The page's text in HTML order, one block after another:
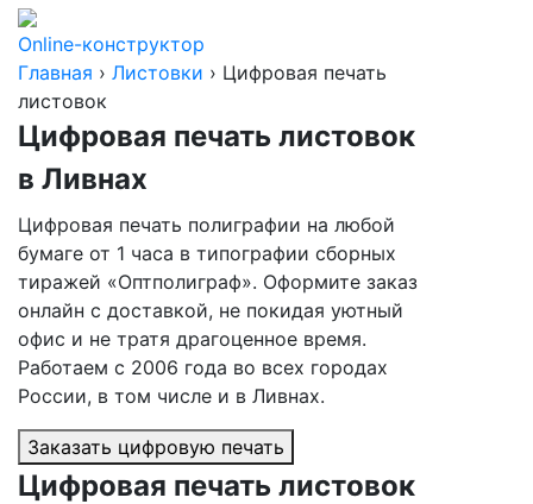
Online-конструктор
Главная › Листовки › Цифровая печать
листовок
Цифровая печать листовок
в Ливнах
Цифровая печать полиграфии на любой
бумаге от 1 часа в типографии сборных
тиражей «Оптполиграф». Оформите заказ
онлайн с доставкой, не покидая уютный
офис и не тратя драгоценное время.
Работаем с 2006 года во всех городах
России, в том числе и в Ливнах.
Заказать цифровую печать
Цифровая печать листовок